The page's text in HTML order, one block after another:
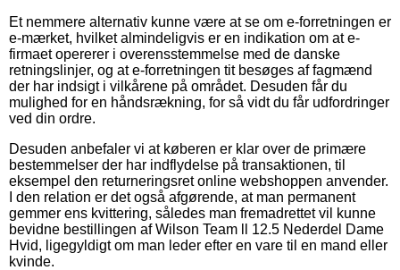
Et nemmere alternativ kunne være at se om e-forretningen er
e-mærket, hvilket almindeligvis er en indikation om at e-
firmaet opererer i overensstemmelse med de danske
retningslinjer, og at e-forretningen tit besøges af fagmænd
der har indsigt i vilkårene på området. Desuden får du
mulighed for en håndsrækning, for så vidt du får udfordringer
ved din ordre.
Desuden anbefaler vi at køberen er klar over de primære
bestemmelser der har indflydelse på transaktionen, til
eksempel den returneringsret online webshoppen anvender.
I den relation er det også afgørende, at man permanent
gemmer ens kvittering, således man fremadrettet vil kunne
bevidne bestillingen af Wilson Team ll 12.5 Nederdel Dame
Hvid, ligegyldigt om man leder efter en vare til en mand eller
kvinde.